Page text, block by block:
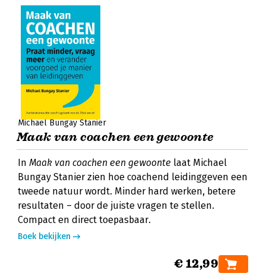
Michael Bungay Stanier
Maak van coachen een gewoonte
In Maak van coachen een gewoonte laat Michael
Bungay Stanier zien hoe coachend leidinggeven een
tweede natuur wordt. Minder hard werken, betere
resultaten – door de juiste vragen te stellen.
Compact en direct toepasbaar.
Boek bekijken
€ 12,99